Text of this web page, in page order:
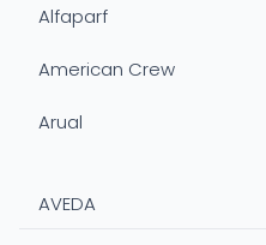
Alfaparf
American Crew
Arual
AVEDA